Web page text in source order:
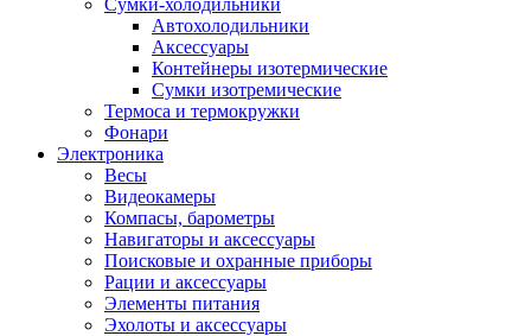
Сумки-холодильники
Автохолодильники
Аксессуары
Контейнеры изотермические
Сумки изотремические
Термоса и термокружки
Фонари
Электроника
Весы
Видеокамеры
Компасы, барометры
Навигаторы и аксессуары
Поисковые и охранные приборы
Рации и аксессуары
Элементы питания
Эхолоты и аксессуары